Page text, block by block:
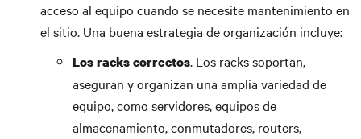
acceso al equipo cuando se necesite mantenimiento en
el sitio. Una buena estrategia de organización incluye:
Los racks correctos. Los racks soportan,
aseguran y organizan una amplia variedad de
equipo, como servidores, equipos de
almacenamiento, conmutadores, routers,